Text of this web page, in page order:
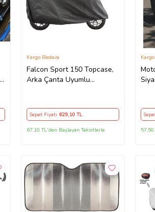
Falcon Sport 150 Topcase,
Arka Çanta Uyumlu
Kargo Bedava
Sepet Fiyatı 629,10 TL
67,10 TL'den Başlayan Taksitlerle